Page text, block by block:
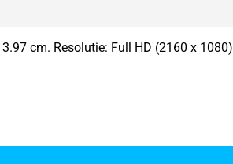
cm. Resolutie: Full HD (2160 x 1080)